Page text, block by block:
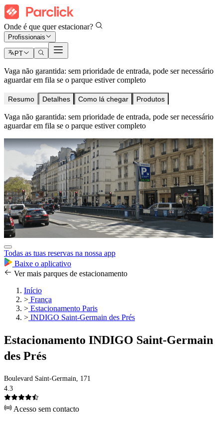
Onde é que quer estacionar?
Profissionais
PT
Vaga não garantida: sem prioridade de entrada, pode ser necessário
aguardar em fila se o parque estiver completo
Resumo Detalhes Como lá chegar Produtos
Vaga não garantida: sem prioridade de entrada, pode ser necessário
aguardar em fila se o parque estiver completo
Todas as tuas reservas na nossa app
Baixe o aplicativo
Ver mais parques de estacionamento
Início
> França
> Estacionamento Paris
> INDIGO Saint-Germain des Prés
Estacionamento INDIGO Saint-Germain
des Prés
Boulevard Saint-Germain, 171
4.3
Acesso sem contacto